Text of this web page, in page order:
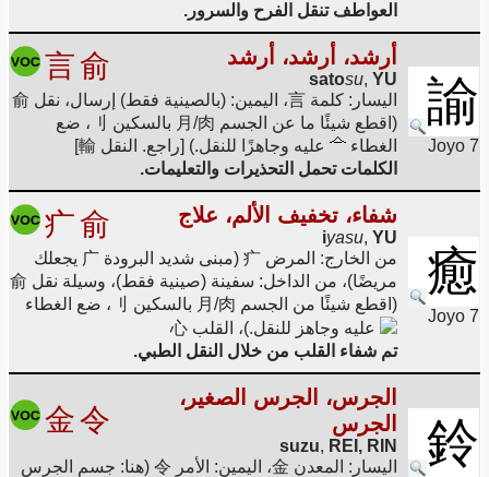
العواطف تنقل الفرح والسرور.
諭
Joyo 7
أرشد، أرشد، أرشد
satosu, YU
言俞
اليسار: كلمة 言، اليمين: (بالصينية فقط) إرسال، نقل 俞
(اقطع شيئًا ما عن الجسم 月/肉 بالسكين 刂، ضع
الغطاء
عليه وجاهزًا للنقل.) [راجع. النقل 輸]
الكلمات تحمل التحذيرات والتعليمات.
癒
Joyo 7
شفاء، تخفيف الألم، علاج
iyasu, YU
疒俞
من الخارج: المرض 疒 (مبنى شديد البرودة 广 يجعلك
مريضًا)، من الداخل: سفينة (صينية فقط)، وسيلة نقل 俞
(اقطع شيئًا من الجسم 月/肉 بالسكين 刂، ضع الغطاء
عليه وجاهز للنقل.)، القلب 心
تم شفاء القلب من خلال النقل الطبي.
鈴
الجرس، الجرس الصغير،
الجرس
suzu, REI, RIN
金令
اليسار: المعدن 金، اليمين: الأمر 令 (هنا: جسم الجرس